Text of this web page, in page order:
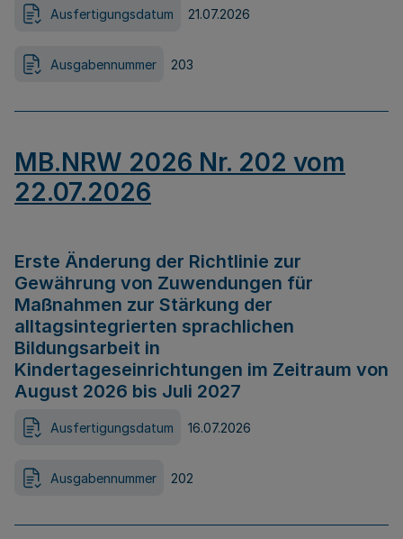
Ausfertigungsdatum 21.07.2026
Ausgabennummer 203
MB.NRW 2026 Nr. 202 vom
22.07.2026
Erste Änderung der Richtlinie zur
Gewährung von Zuwendungen für
Maßnahmen zur Stärkung der
alltagsintegrierten sprachlichen
Bildungsarbeit in
Kindertageseinrichtungen im Zeitraum von
August 2026 bis Juli 2027
Ausfertigungsdatum 16.07.2026
Ausgabennummer 202